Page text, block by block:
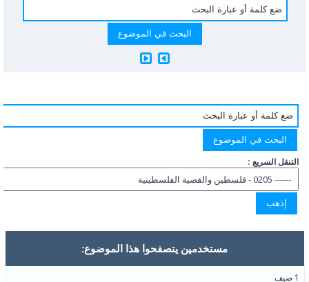
التنقل السريع :
مستخدمين يتصفحوا هذا الموضوع: